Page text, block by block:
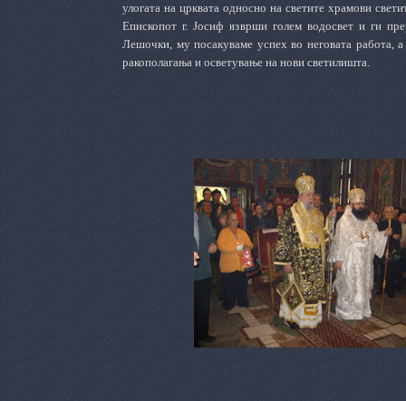
улогата на црквата односно на светите храмови
Епископот г. Јосиф изврши голем водосвет и ги
Лешочки, му посакуваме успех во неговата работа,
ракополагања и осветување на нови светилишта.